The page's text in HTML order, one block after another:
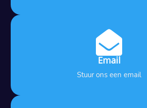

Email
Stuur ons een email